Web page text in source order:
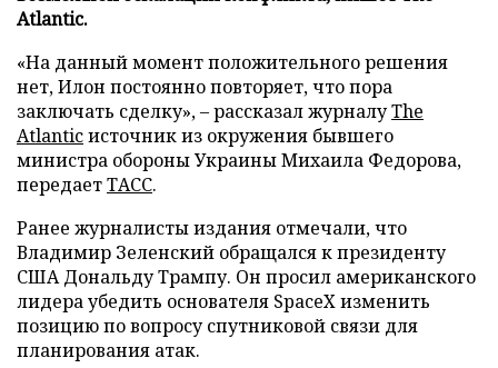
Atlantic.
«На данный момент положительного решения
нет, Илон постоянно повторяет, что пора
заключать сделку», – рассказал журналуThe
Atlanticисточник из окружения бывшего
министра обороны Украины Михаила Федорова,
передаетТАСС.
Ранее журналисты издания отмечали, что
Владимир Зеленский обращался к президенту
США Дональду Трампу. Он просил американского
лидера убедить основателя SpaceX изменить
позицию по вопросу спутниковой связи для
планирования атак.